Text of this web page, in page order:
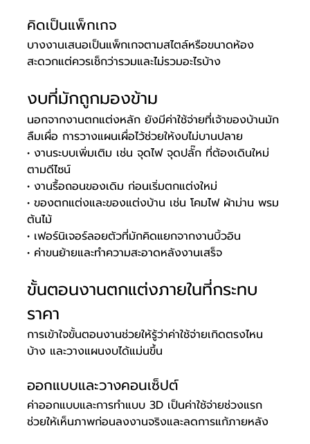
คิดเป็นแพ็กเกจ
บางงานเสนอเป็นแพ็กเกจตามสไตล์หรือขนาดห้อง
สะดวกแต่ควรเช็กว่ารวมและไม่รวมอะไรบ้าง
งบที่มักถูกมองข้าม
นอกจากงานตกแต่งหลัก ยังมีค่าใช้จ่ายที่เจ้าของบ้านมัก
ลืมเผื่อ การวางแผนเผื่อไว้ช่วยให้งบไม่บานปลาย
• งานระบบเพิ่มเติม เช่น จุดไฟ จุดปลั๊ก ที่ต้องเดินใหม่
ตามดีไซน์
• งานรื้อถอนของเดิม ก่อนเริ่มตกแต่งใหม่
• ของตกแต่งและของแต่งบ้าน เช่น โคมไฟ ผ้าม่าน พรม
ต้นไม้
• เฟอร์นิเจอร์ลอยตัวที่มักคิดแยกจากงานบิ้วอิน
• ค่าขนย้ายและทำความสะอาดหลังงานเสร็จ
ขั้นตอนงานตกแต่งภายในที่กระทบ
ราคา
การเข้าใจขั้นตอนงานช่วยให้รู้ว่าค่าใช้จ่ายเกิดตรงไหน
บ้าง และวางแผนงบได้แม่นขึ้น
ออกแบบและวางคอนเซ็ปต์
ค่าออกแบบและการทำแบบ 3D เป็นค่าใช้จ่ายช่วงแรก
ช่วยให้เห็นภาพก่อนลงงานจริงและลดการแก้ภายหลัง